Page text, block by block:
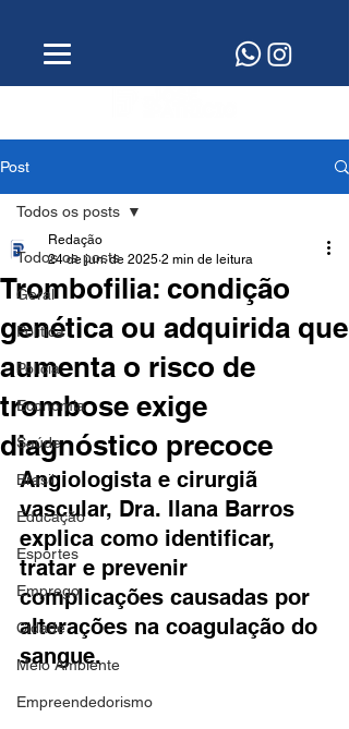
Post
Todos os posts
Geral
Política
Polícia
Economia
Saúde
Brasil
Educação
Esportes
Emprego
Cidade
Meio Ambiente
Empreendedorismo
Todos os posts
Trombofilia: condição
genética ou adquirida que
aumenta o risco de
trombose exige
diagnóstico precoce
Redação
24 de jun. de 2025 2 min de leitura
Angiologista e cirurgiã
vascular, Dra. Ilana Barros
explica como identificar,
tratar e prevenir
complicações causadas por
alterações na coagulação do
sangue.